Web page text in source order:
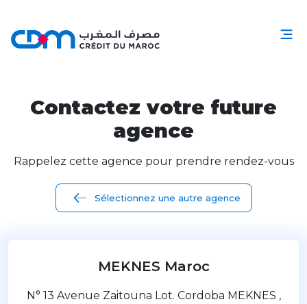
Contactez votre future
agence
Rappelez cette agence pour prendre rendez-vous
Sélectionnez une autre agence
MEKNES Maroc
N° 13 Avenue Zaitouna Lot. Cordoba MEKNES ,